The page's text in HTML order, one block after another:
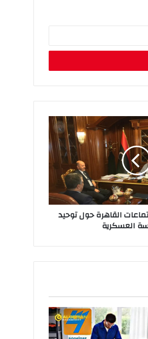
القاهرة حول توحيد
العسكرية